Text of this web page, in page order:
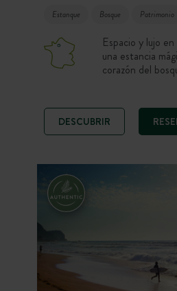
Estanque Bosque Patrimonio
Espacio y lujo
una estancia
corazón del
de Badouleau.
gastronómica en
construida sobre
pleno bosque,
un alojamiento
DESCUBRIR